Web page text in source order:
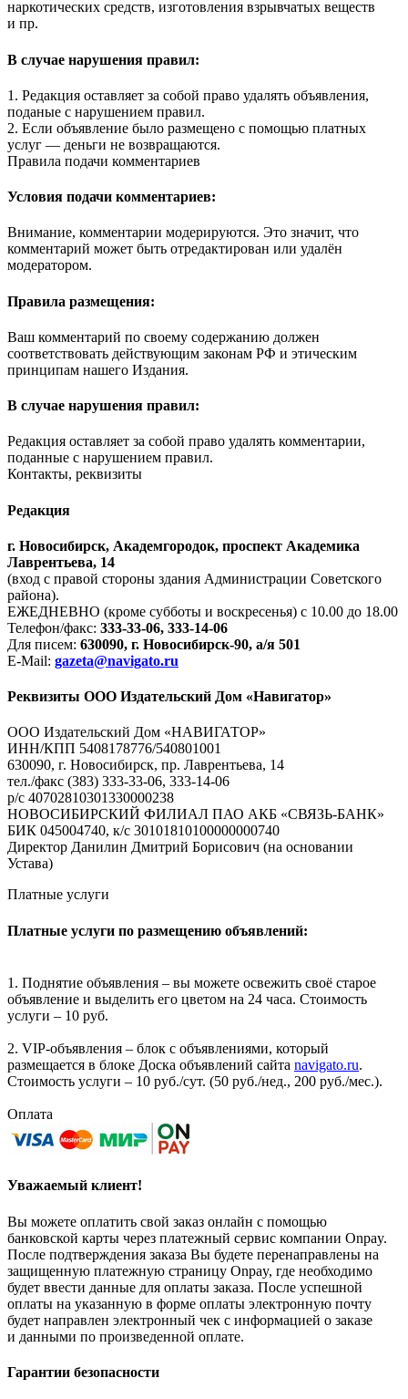
наркотических средств, изготовления взрывчатых веществ
и пр.
В случае нарушения правил:
1. Редакция оставляет за собой право удалять объявления,
поданые с нарушением правил.
2. Если объявление было размещено с помощью платных
услуг — деньги не возвращаются.
Правила подачи комментариев
Условия подачи комментариев:
Внимание, комментарии модерируются. Это значит, что
комментарий может быть отредактирован или удалён
модератором.
Правила размещения:
Ваш комментарий по своему содержанию должен
соответствовать действующим законам РФ и этическим
принципам нашего Издания.
В случае нарушения правил:
Редакция оставляет за собой право удалять комментарии,
поданные с нарушением правил.
Контакты, реквизиты
Редакция
г. Новосибирск, Академгородок, проспект Академика
Лаврентьева, 14
(вход с правой стороны здания Администрации Советского
района).
ЕЖЕДНЕВНО (кроме субботы и воскресенья) с 10.00 до 18.00
Телефон/факс: 333-33-06, 333-14-06
Для писем: 630090, г. Новосибирск-90, а/я 501
E-Mail: gazeta@navigato.ru
Реквизиты ООО Издательский Дом «Навигатор»
ООО Издательский Дом «НАВИГАТОР»
ИНН/КПП 5408178776/540801001
630090, г. Новосибирск, пр. Лаврентьева, 14
тел./факс (383) 333-33-06, 333-14-06
р/с 40702810301330000238
НОВОСИБИРСКИЙ ФИЛИАЛ ПАО АКБ «СВЯЗЬ-БАНК»
БИК 045004740, к/с 30101810100000000740
Директор Данилин Дмитрий Борисович (на основании
Устава)
Платные услуги
Платные услуги по размещению объявлений:
1. Поднятие объявления – вы можете освежить своё старое
объявление и выделить его цветом на 24 часа. Стоимость
услуги – 10 руб.
2. VIP-объявления – блок с объявлениями, который
размещается в блоке Доска объявлений сайта navigato.ru.
Стоимость услуги – 10 руб./сут. (50 руб./нед., 200 руб./мес.).
Оплата
Уважаемый клиент!
Вы можете оплатить свой заказ онлайн с помощью
банковской карты через платежный сервис компании Onpay.
После подтверждения заказа Вы будете перенаправлены на
защищенную платежную страницу Onpay, где необходимо
будет ввести данные для оплаты заказа. После успешной
оплаты на указанную в форме оплаты электронную почту
будет направлен электронный чек с информацией о заказе
и данными по произведенной оплате.
Гарантии безопасности